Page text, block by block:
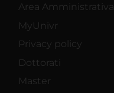
Area Amministrativa
MyUnivr
Privacy policy
Dottorati
Master